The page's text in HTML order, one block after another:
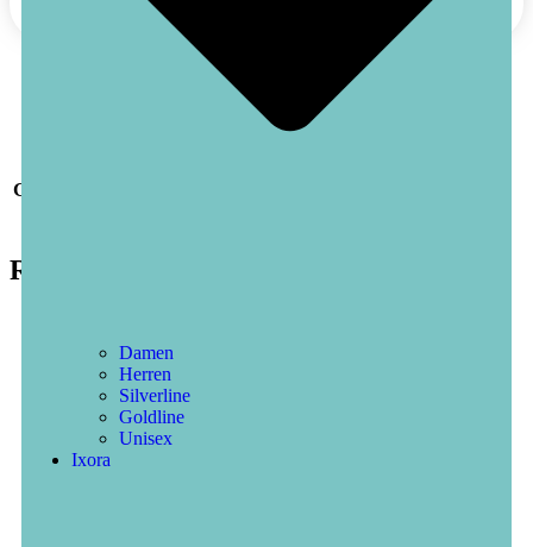
Damen
Herren
Silverline
Goldline
Unisex
Ixora
Gewicht
Related Products